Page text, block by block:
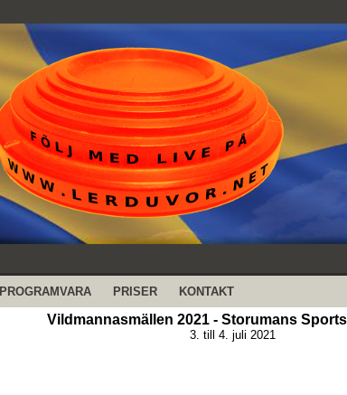
PROGRAMVARA PRISER KONTAKT
Vildmannasmällen 2021 - Storumans
3. till 4. juli 2021